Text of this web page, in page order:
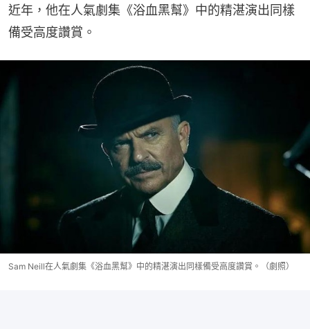
近年，他在人氣劇集《浴血黑幫》中的精湛演出同樣
備受高度讚賞。
Sam Neill在人氣劇集《浴血黑幫》中的精湛演出同樣備受高度讚賞。（劇照）